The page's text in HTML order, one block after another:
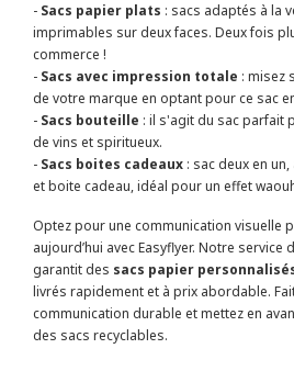
- Sacs papier plats : sacs adaptés à la
imprimables sur deux faces. Deux fois
commerce !
- Sacs avec impression totale : misez
de votre marque en optant pour ce sac
- Sacs bouteille : il s'agit du sac parfait
de vins et spiritueux.
- Sacs boites cadeaux : sac deux en
et boite cadeau, idéal pour un effet
Optez pour une communication visuelle
aujourd’hui avec Easyflyer. Notre
garantit des sacs papier
livrés rapidement et à prix abordable.
communication durable et mettez en
des sacs recyclables.